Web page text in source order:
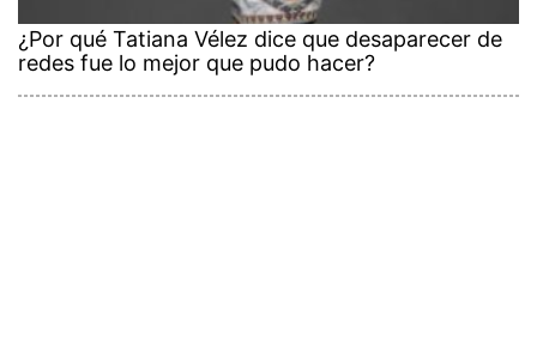
¿Por qué Tatiana Vélez dice que desaparecer de
redes fue lo mejor que pudo hacer?